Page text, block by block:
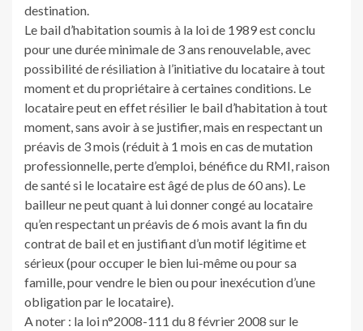
destination.
Le bail d’habitation soumis à la loi de 1989 est conclu
pour une durée minimale de 3 ans renouvelable, avec
possibilité de résiliation à l’initiative du locataire à tout
moment et du propriétaire à certaines conditions. Le
locataire peut en effet résilier le bail d’habitation à tout
moment, sans avoir à se justifier, mais en respectant un
préavis de 3 mois (réduit à 1 mois en cas de mutation
professionnelle, perte d’emploi, bénéfice du RMI, raison
de santé si le locataire est âgé de plus de 60 ans). Le
bailleur ne peut quant à lui donner congé au locataire
qu’en respectant un préavis de 6 mois avant la fin du
contrat de bail et en justifiant d’un motif légitime et
sérieux (pour occuper le bien lui-même ou pour sa
famille, pour vendre le bien ou pour inexécution d’une
obligation par le locataire).
A noter : la loi n°2008-111 du 8 février 2008 sur le